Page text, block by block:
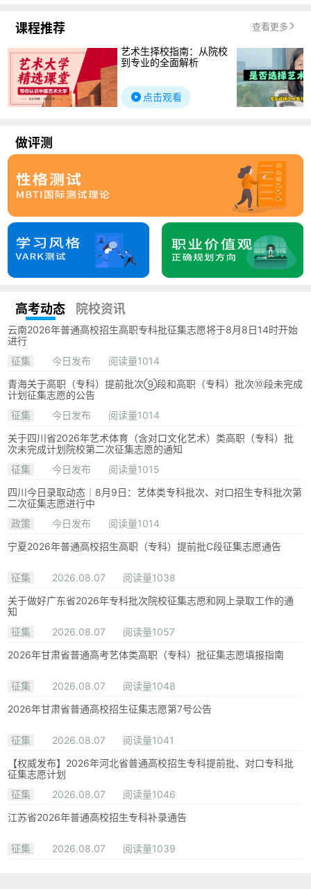
课程推荐 查看更多
艺术生择校指南：从院校
到专业的全面解析
点击观看
做评测
高考动态 院校资讯
云南2026年普通高校招生高职专科批征集志愿将于8月8日14时开始
进行
征集
今日发布
阅读量1014
青海关于高职（专科）提前批次⑨段和高职（专科）批次⑩段未完成
计划征集志愿的公告
征集
今日发布
阅读量1014
关于四川省2026年艺术体育（含对口文化艺术）类高职（专科）批
次未完成计划院校第二次征集志愿的通知
征集
今日发布
阅读量1015
四川今日录取动态｜8月9日：艺体类专科批次、对口招生专科批次第
二次征集志愿进行中
政策
今日发布
阅读量1014
宁夏2026年普通高校招生高职（专科）提前批C段征集志愿通告
征集 2026.08.07
阅读量1038
关于做好广东省2026年专科批次院校征集志愿和网上录取工作的通
知
征集
2026.08.07
阅读量1057
2026年甘肃省普通高考艺体类高职（专科）批征集志愿填报指南
征集 2026.08.07
阅读量1048
2026年甘肃省普通高校招生征集志愿第7号公告
征集 2026.08.07
阅读量1041
【权威发布】2026年河北省普通高校招生专科提前批、对口专科批
征集志愿计划
征集
2026.08.07
阅读量1046
江苏省2026年普通高校招生专科补录通告
征集 2026.08.07 阅读量1039